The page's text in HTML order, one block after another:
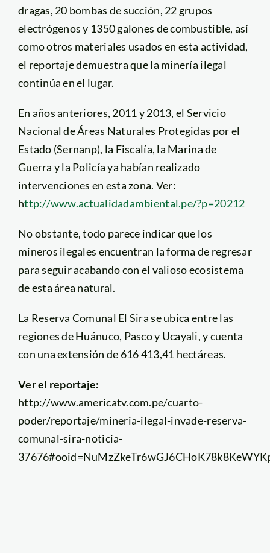
dragas, 20 bombas de succión, 22 grupos
electrógenos y 1350 galones de combustible, así
como otros materiales usados en esta actividad,
el reportaje demuestra que la minería ilegal
continúa en el lugar.
En años anteriores, 2011 y 2013, el Servicio
Nacional de Áreas Naturales Protegidas por el
Estado (Sernanp), la Fiscalía, la Marina de
Guerra y la Policía ya habían realizado
intervenciones en esta zona. Ver:
http://www.actualidadambiental.pe/?p=20212
No obstante, todo parece indicar que los
mineros ilegales encuentran la forma de regresar
para seguir acabando con el valioso ecosistema
de esta área natural.
La Reserva Comunal El Sira se ubica entre las
regiones de Huánuco, Pasco y Ucayali, y cuenta
con una extensión de 616 413,41 hectáreas.
Ver el reportaje:
http://www.americatv.com.pe/cuarto-
poder/reportaje/mineria-ilegal-invade-reserva-
comunal-sira-noticia-